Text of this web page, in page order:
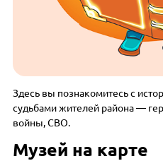
Здесь вы познакомитесь с
судьбами жителей района —
войны, СВО.
Музей на карте